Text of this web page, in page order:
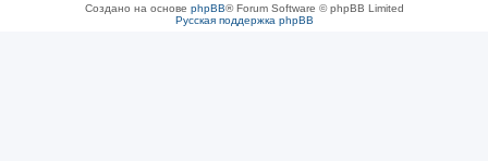
Создано на основе phpBB® Forum Software © phpBB Limited
Русская поддержка phpBB